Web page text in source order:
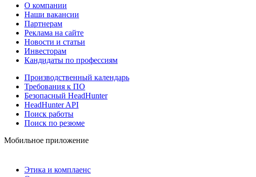
О компании
Наши вакансии
Партнерам
Реклама на сайте
Новости и статьи
Инвесторам
Кандидаты по профессиям
Производственный календарь
Требования к ПО
Безопасный HeadHunter
HeadHunter API
Поиск работы
Поиск по резюме
Мобильное приложение
Этика и комплаенс